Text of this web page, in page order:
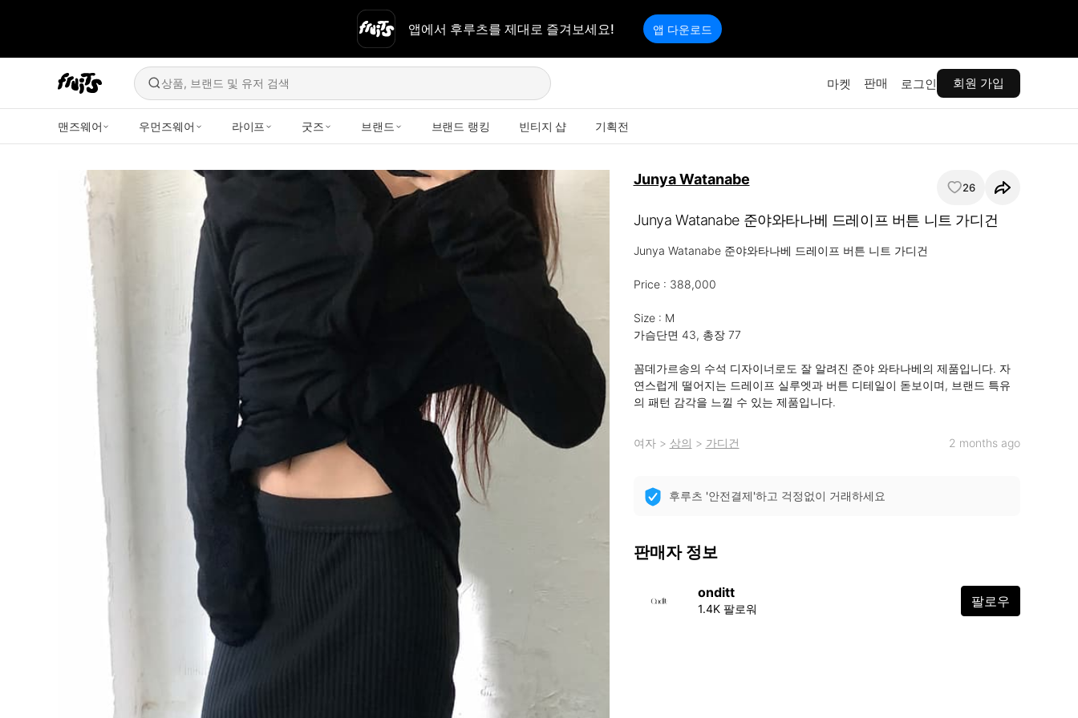
앱에서 후루츠를 제대로 즐겨보세요! 앱 다운로드
상품, 브랜드 및 유저 검색 마켓 판매 로그인 회원 가입
맨즈웨어 우먼즈웨어 라이프 굿즈 브랜드 브랜드 랭킹 빈티지 샵 기획전
Junya Watanabe 26
Junya Watanabe 준야와타나베 드레이프 버튼 니트 가디건
Junya Watanabe 준야와타나베 드레이프 버튼 니트 가디건
Price : 388,000
Size : M
가슴단면 43, 총장 77
꼼데가르송의 수석 디자이너로도 잘 알려진 준야 와타나베의 제품입니다. 자
연스럽게 떨어지는 드레이프 실루엣과 버튼 디테일이 돋보이며, 브랜드 특유
의 패턴 감각을 느낄 수 있는 제품입니다.
여자> 상의 > 가디건 2 months ago
후루츠 '안전결제'하고 걱정없이 거래하세요
판매자 정보
onditt
1.4K 팔로워 팔로우